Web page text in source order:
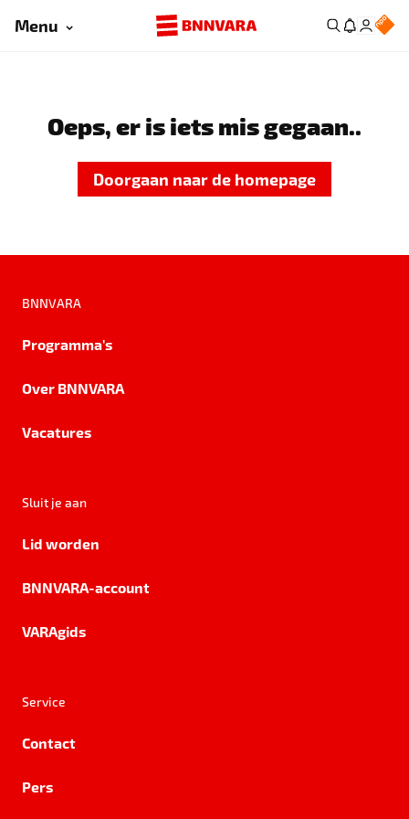
Menu
Oeps, er is iets mis gegaan..
Doorgaan naar de homepage
BNNVARA
Programma's
Over BNNVARA
Vacatures
Sluit je aan
Lid worden
BNNVARA-account
VARAgids
Service
Contact
Pers